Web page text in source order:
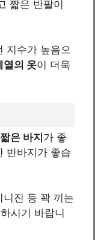
짧은 반팔이
지수가 높음으
열의 옷이 더욱
은 바지가 좋
반바지가 좋습
진 등 꽉 끼는
시기 바랍니